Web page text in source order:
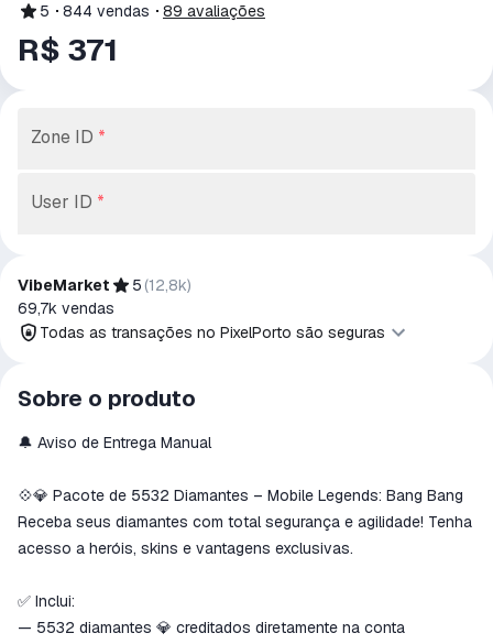
5 844 vendas 89 avaliações
R$ 371
Zone ID *
User ID *
VibeMarket 5 (12,8k)
69,7k vendas
Todas as transações no PixelPorto são seguras
Todas as transações no PixelPorto são
seguras
O dinheiro é reservado na conta PixelPorto
não for recebido ou não corresponder à
descrição.
Sobre o produto
🔔 Aviso de Entrega Manual
💠💎 Pacote de 5532 Diamantes – Mobile Legends: Bang Bang
Receba seus diamantes com total segurança e agilidade! Tenha
acesso a heróis, skins e vantagens exclusivas.
✅ Inclui:
— 5532 diamantes 💎 creditados diretamente na conta